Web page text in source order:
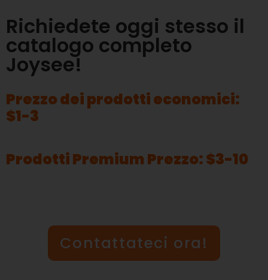
Richiedete oggi stesso il
catalogo completo
Joysee!
Prezzo dei prodotti economici:
$1-3
Prodotti Premium Prezzo: $3-10
Contattateci ora!